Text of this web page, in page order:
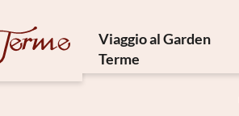
Viaggio al Garden
Terme